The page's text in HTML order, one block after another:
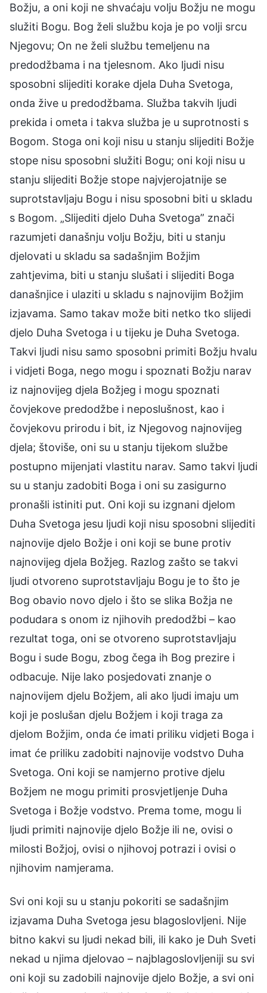
Božju, a oni koji ne shvaćaju volju Božju ne mogu
služiti Bogu. Bog želi službu koja je po volji srcu
Njegovu; On ne želi službu temeljenu na
predodžbama i na tjelesnom. Ako ljudi nisu
sposobni slijediti korake djela Duha Svetoga,
onda žive u predodžbama. Služba takvih ljudi
prekida i ometa i takva služba je u suprotnosti s
Bogom. Stoga oni koji nisu u stanju slijediti Božje
stope nisu sposobni služiti Bogu; oni koji nisu u
stanju slijediti Božje stope najvjerojatnije se
suprotstavljaju Bogu i nisu sposobni biti u skladu
s Bogom. „Slijediti djelo Duha Svetoga” znači
razumjeti današnju volju Božju, biti u stanju
djelovati u skladu sa sadašnjim Božjim
zahtjevima, biti u stanju slušati i slijediti Boga
današnjice i ulaziti u skladu s najnovijim Božjim
izjavama. Samo takav može biti netko tko slijedi
djelo Duha Svetoga i u tijeku je Duha Svetoga.
Takvi ljudi nisu samo sposobni primiti Božju hvalu
i vidjeti Boga, nego mogu i spoznati Božju narav
iz najnovijeg djela Božjeg i mogu spoznati
čovjekove predodžbe i neposlušnost, kao i
čovjekovu prirodu i bit, iz Njegovog najnovijeg
djela; štoviše, oni su u stanju tijekom službe
postupno mijenjati vlastitu narav. Samo takvi ljudi
su u stanju zadobiti Boga i oni su zasigurno
pronašli istiniti put. Oni koji su izgnani djelom
Duha Svetoga jesu ljudi koji nisu sposobni slijediti
najnovije djelo Božje i oni koji se bune protiv
najnovijeg djela Božjeg. Razlog zašto se takvi
ljudi otvoreno suprotstavljaju Bogu je to što je
Bog obavio novo djelo i što se slika Božja ne
podudara s onom iz njihovih predodžbi – kao
rezultat toga, oni se otvoreno suprotstavljaju
Bogu i sude Bogu, zbog čega ih Bog prezire i
odbacuje. Nije lako posjedovati znanje o
najnovijem djelu Božjem, ali ako ljudi imaju um
koji je poslušan djelu Božjem i koji traga za
djelom Božjim, onda će imati priliku vidjeti Boga i
imat će priliku zadobiti najnovije vodstvo Duha
Svetoga. Oni koji se namjerno protive djelu
Božjem ne mogu primiti prosvjetljenje Duha
Svetoga i Božje vodstvo. Prema tome, mogu li
ljudi primiti najnovije djelo Božje ili ne, ovisi o
milosti Božjoj, ovisi o njihovoj potrazi i ovisi o
njihovim namjerama.
Svi oni koji su u stanju pokoriti se sadašnjim
izjavama Duha Svetoga jesu blagoslovljeni. Nije
bitno kakvi su ljudi nekad bili, ili kako je Duh Sveti
nekad u njima djelovao – najblagoslovljeniji su svi
oni koji su zadobili najnovije djelo Božje, a svi oni